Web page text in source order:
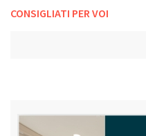
CONSIGLIATI PER VOI